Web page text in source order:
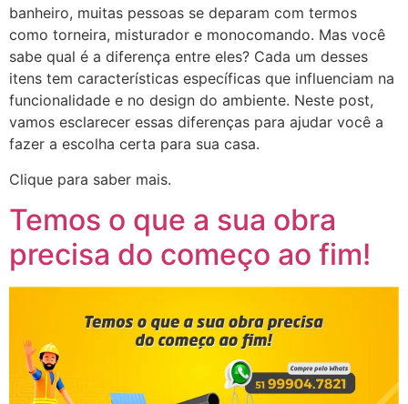
banheiro, muitas pessoas se deparam com termos
como torneira, misturador e monocomando. Mas você
sabe qual é a diferença entre eles? Cada um desses
itens tem características específicas que influenciam na
funcionalidade e no design do ambiente. Neste post,
vamos esclarecer essas diferenças para ajudar você a
fazer a escolha certa para sua casa.
Clique para saber mais.
Temos o que a sua obra
precisa do começo ao fim!